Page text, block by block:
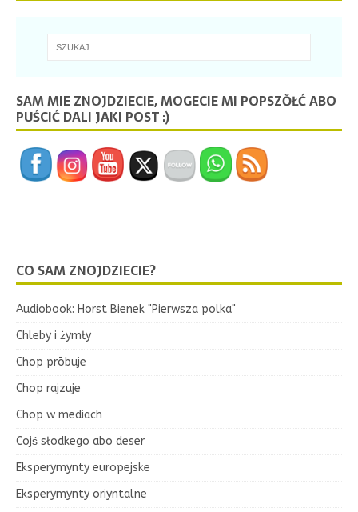
SAM MIE ZNOJDZIECIE, MOGECIE MI POPSZŎŁĆ ABO
PUŚCIĆ DALI JAKI POST :)
CO SAM ZNOJDZIECIE?
Audiobook: Horst Bienek "Pierwsza polka"
Chleby i żymły
Chop prōbuje
Chop rajzuje
Chop w mediach
Cojś słodkego abo deser
Eksperymynty europejske
Eksperymynty oriyntalne